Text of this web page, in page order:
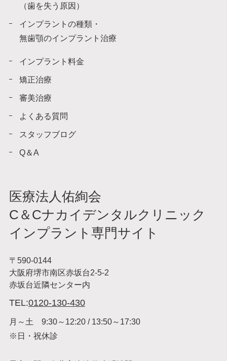
（歯を失う原因）
インプラントの種類・
無歯顎のインプラント治療
インプラント料金
矯正治療
審美治療
よくある質問
スタッフブログ
Q＆A
医療法人佑絢会
C＆Cナカイデンタルクリニック
インプラント専門サイト
〒590-0144
大阪府堺市南区赤坂台2-5-2
赤坂台近隣センター内
TEL:0120-130-430
月～土 9:30～12:20 / 13:50～17:30
※日・祝休診